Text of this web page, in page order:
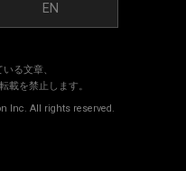
EN
る文章、
載を禁止します。
Inc. All rights reserved.